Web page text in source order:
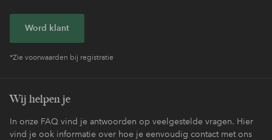
Word klant
*Zie voorwaarden bij registratie
Wij helpen je
In onze FAQ vind je antwoorden op veelgestelde vragen. Hier
vind je ook informatie over hoe je eenvoudig contact met ons